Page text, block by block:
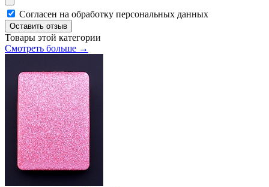
Согласен на обработку персональных данных
Оставить отзыв
Товары этой категории
Смотреть больше →